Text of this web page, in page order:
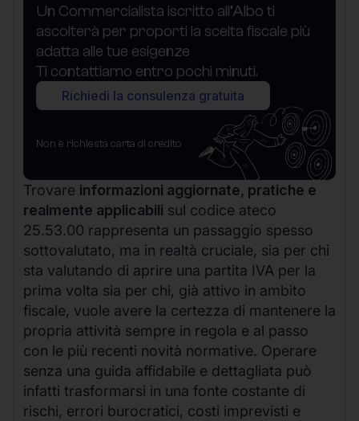
Un Commercialista iscritto all’Albo ti
ascolterà per proporti la scelta fiscale più
adatta alle tue esigenze
Ti contattiamo entro pochi minuti.
Richiedi la consulenza gratuita
Non è richiesta carta di credito
Trovare informazioni aggiornate, pratiche e
realmente applicabili sul codice ateco
25.53.00 rappresenta un passaggio spesso
sottovalutato, ma in realtà cruciale, sia per chi
sta valutando di aprire una partita IVA per la
prima volta sia per chi, già attivo in ambito
fiscale, vuole avere la certezza di mantenere la
propria attività sempre in regola e al passo
con le più recenti novità normative. Operare
senza una guida affidabile e dettagliata può
infatti trasformarsi in una fonte costante di
rischi, errori burocratici, costi imprevisti e